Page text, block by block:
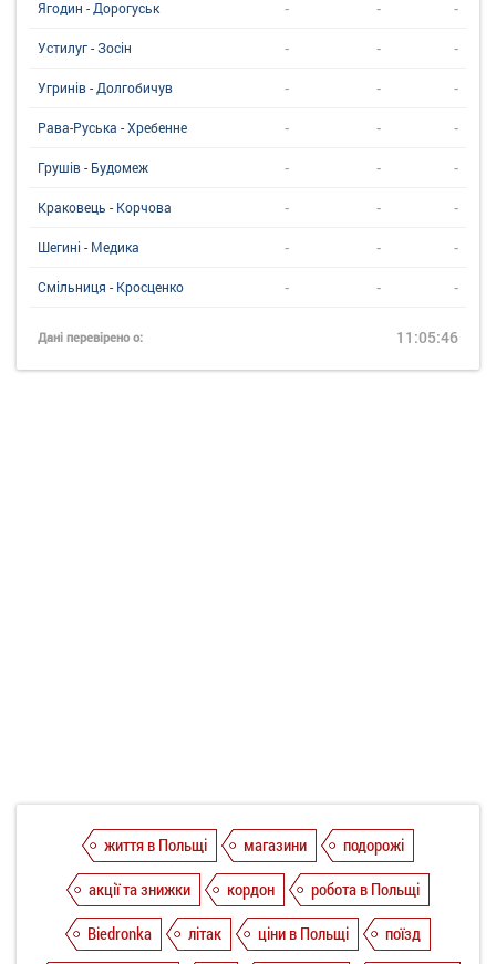
Ягодин - Дорогуськ - - -
Устилуг - Зосін - - -
Угринiв - Долгобичув - - -
Рава-Руська - Хребенне - - -
Грушів - Будомеж - - -
Краковець - Корчова - - -
Шегині - Медика - - -
Смільниця - Кросценко - - -
Дані перевірено о: 11:05:46
життя в Польщі магазини
подорожі
акції та знижки
кордон
робота в Польщі
Biedronka
літак ціни в Польщі
поїзд